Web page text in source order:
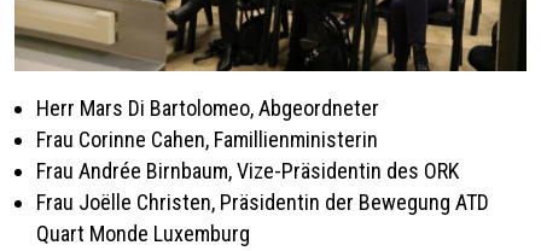
Herr Mars Di Bartolomeo, Abgeordneter
Frau Corinne Cahen, Famillienministerin
Frau Andrée Birnbaum, Vize-Präsidentin des ORK
Frau Joëlle Christen, Präsidentin der Bewegung ATD
Quart Monde Luxemburg